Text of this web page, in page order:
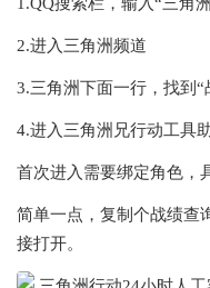
2.进入三角洲频道
3.三角洲下面一行，找到“
4.进入三角洲兄行动工具
首次进入需要绑定角色，
简单一点，复制个战绩查
接打开。